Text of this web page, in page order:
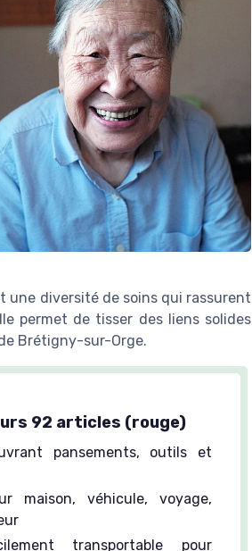
une diversité de soins qui rassurent
permet de tisser des liens solides
Brétigny-sur-Orge.
92 articles (rouge)
pansements, outils et
maison, véhicule, voyage,
transportable pour